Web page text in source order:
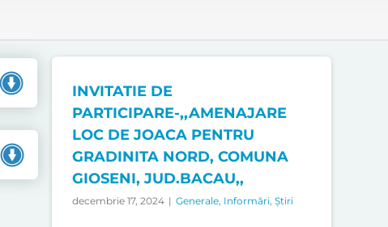
INVITATIE DE
PARTICIPARE-,,AMENAJARE
LOC DE JOACA PENTRU
GRADINITA NORD, COMUNA
GIOSENI, JUD.BACAU,,
decembrie 17, 2024 | Generale, Informări, Știri